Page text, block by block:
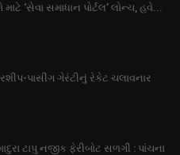
માટે ‘સેવા સમાધાન પોર્ટલ’ લોન્ચ, હવે...
પાસીંગ ગેરંટીનું રેકેટ ચલાવનાર
ટાપુ નજીક ફેરીબોટ સળગી : પાંચના